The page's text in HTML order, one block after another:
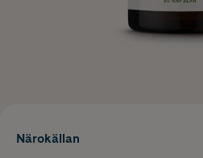
Närokällan